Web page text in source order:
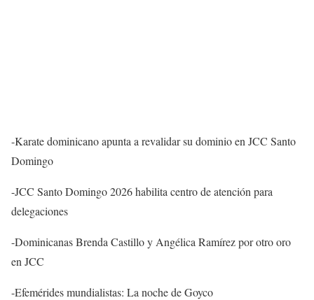
-Karate dominicano apunta a revalidar su dominio en JCC Santo
Domingo
-JCC Santo Domingo 2026 habilita centro de atención para
delegaciones
-Dominicanas Brenda Castillo y Angélica Ramírez por otro oro
en JCC
-Efemérides mundialistas: La noche de Goyco